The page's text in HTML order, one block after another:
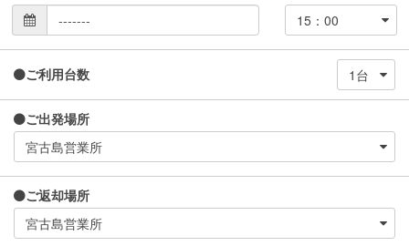
ご利用台数
ご出発場所
ご返却場所